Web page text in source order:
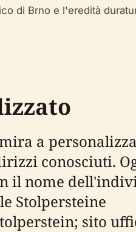
di Brno e l'eredità
a
conosciuti.
il nome
Stolpersteine
sito